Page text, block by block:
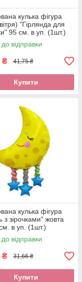
кулька фігура
"Гірлянда для
95 см. в уп. (1шт.)
відправки
₴ 41,75 ₴
Купити
кулька фігура
з зірочками" жовта
в уп. (1шт.)
відправки
₴ 31,66 ₴
Купити